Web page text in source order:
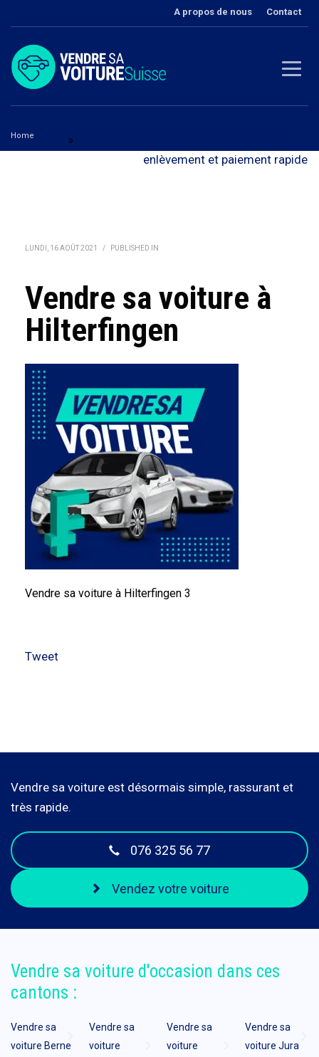
A propos de nous Contact
Home »
enlèvement et paiement rapide
LUNDI, 16 AOÛT 2021 / PUBLISHED IN
Vendre sa voiture à
Hilterfingen
Vendre sa voiture à Hilterfingen 3
Tweet
Vendre sa voiture est désormais simple, rassurant et
très rapide.
076 325 56 77
Vendez votre voiture
Vendre sa voiture d'occasion dans ces
cantons :
Vendre sa
voiture Berne
Vendre sa
voiture
Vendre sa
voiture
Vendre sa
voiture Jura